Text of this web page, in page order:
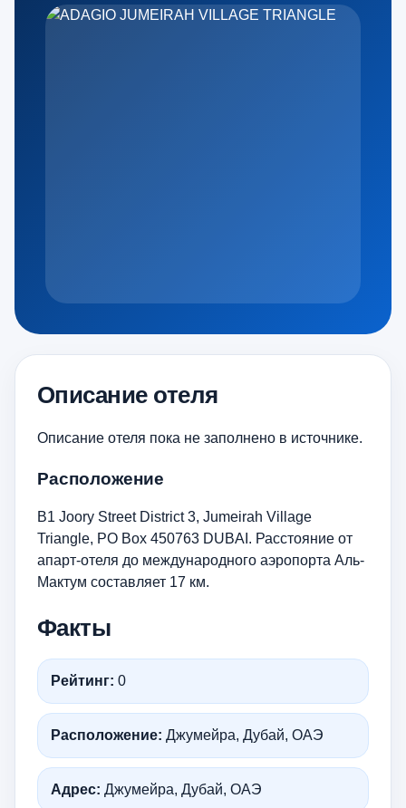
Описание отеля
Описание отеля пока не заполнено в источнике.
Расположение
B1 Joory Street District 3, Jumeirah Village
Triangle, PO Box 450763 DUBAI. Расстояние от
апарт-отеля до международного аэропорта Аль-
Мактум составляет 17 км.
Факты
Рейтинг: 0
Расположение: Джумейра, Дубай, ОАЭ
Адрес: Джумейра, Дубай, ОАЭ